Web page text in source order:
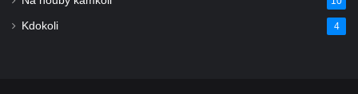
Kdokoli 4